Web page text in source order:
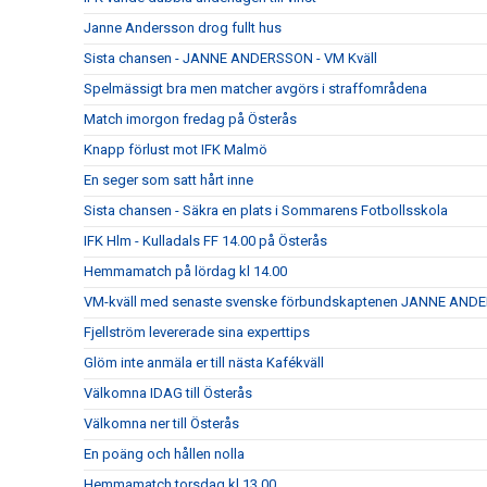
Janne Andersson drog fullt hus
Sista chansen - JANNE ANDERSSON - VM Kväll
Spelmässigt bra men matcher avgörs i straffområdena
Match imorgon fredag på Österås
Knapp förlust mot IFK Malmö
En seger som satt hårt inne
Sista chansen - Säkra en plats i Sommarens Fotbollsskola
IFK Hlm - Kulladals FF 14.00 på Österås
Hemmamatch på lördag kl 14.00
VM-kväll med senaste svenske förbundskaptenen JANNE
Fjellström levererade sina experttips
Glöm inte anmäla er till nästa Kafékväll
Välkomna IDAG till Österås
Välkomna ner till Österås
En poäng och hållen nolla